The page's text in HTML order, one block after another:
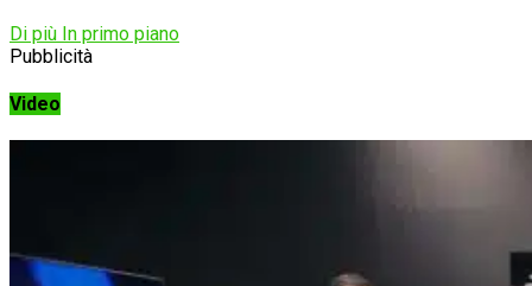
Di più In primo piano
Pubblicità
Video